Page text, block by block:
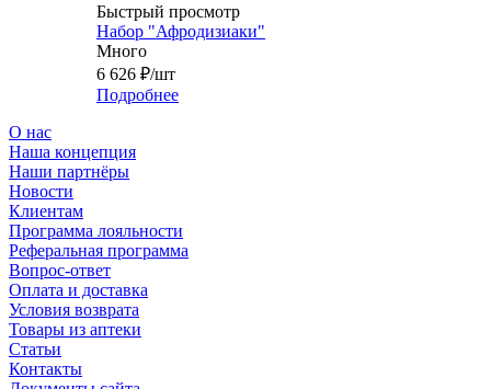
Быстрый просмотр
Набор "Афродизиаки"
Много
6 626 ₽/шт
Подробнее
О нас
Наша концепция
Наши партнёры
Новости
Клиентам
Программа лояльности
Реферальная программа
Вопрос-ответ
Оплата и доставка
Условия возврата
Товары из аптеки
Статьи
Контакты